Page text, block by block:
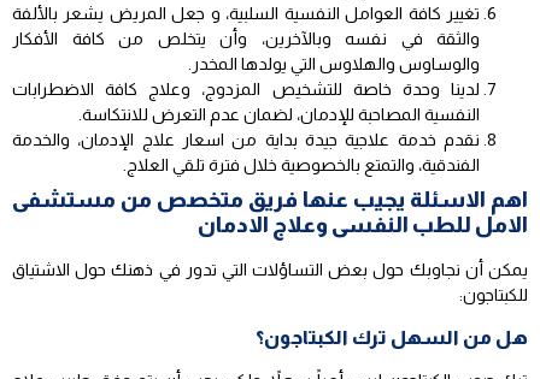
تغيير كافة العوامل النفسية السلبية، و جعل المريض يشعر بالألفة
والثقة في نفسه وبالآخرين، وأن يتخلص من كافة الأفكار
والوساوس والهلاوس التي يولدها المخدر.
لدينا وحدة خاصة للتشخيص المزدوج، وعلاج كافة الاضطرابات
النفسية المصاحبة للإدمان، لضمان عدم التعرض للانتكاسة.
نقدم خدمة علاجية جيدة بداية من اسعار علاج الإدمان، والخدمة
الفندقية، والتمتع بالخصوصية خلال فترة تلقي العلاج.
اهم الاسئلة يجيب عنها فريق متخصص من مستشفى
الامل للطب النفسى وعلاج الادمان
يمكن أن نجاوبك حول بعض التساؤلات التي تدور في ذهنك حول الاشتياق
للكبتاجون:
هل من السهل ترك الكبتاجون؟